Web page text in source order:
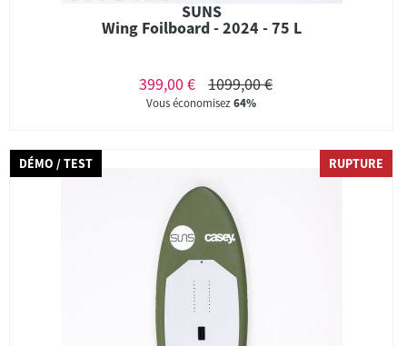
SUNS
Wing Foilboard - 2024 - 75 L
399,00 € 1099,00 €
Vous économisez64%
DÉMO / TEST RUPTURE